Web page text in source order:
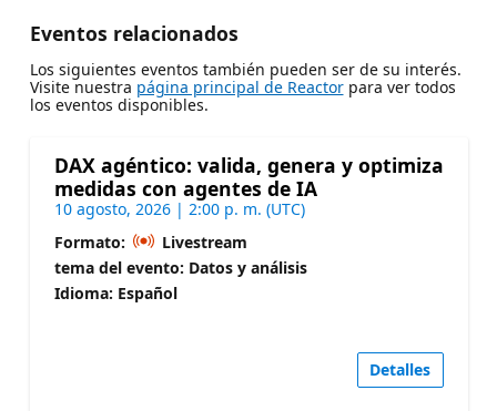
Eventos relacionados
Los siguientes eventos también pueden ser de su interés.
Visite nuestra página principal de Reactorpara ver todos
los eventos disponibles.
DAX agéntico: valida, genera y optimiza
medidas con agentes de IA
10 agosto, 2026 | 2:00 p. m. (UTC)
Formato:
Livestream
tema del evento: Datos y análisis
Idioma: Español
Detalles